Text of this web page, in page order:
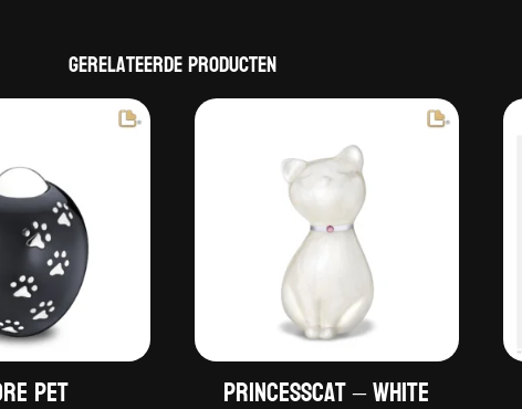
Gerelateerde producten
Pet PrincessCat – White